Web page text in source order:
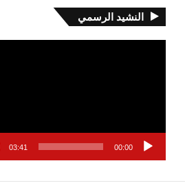
النشيد الرسمي
00:00
03:41